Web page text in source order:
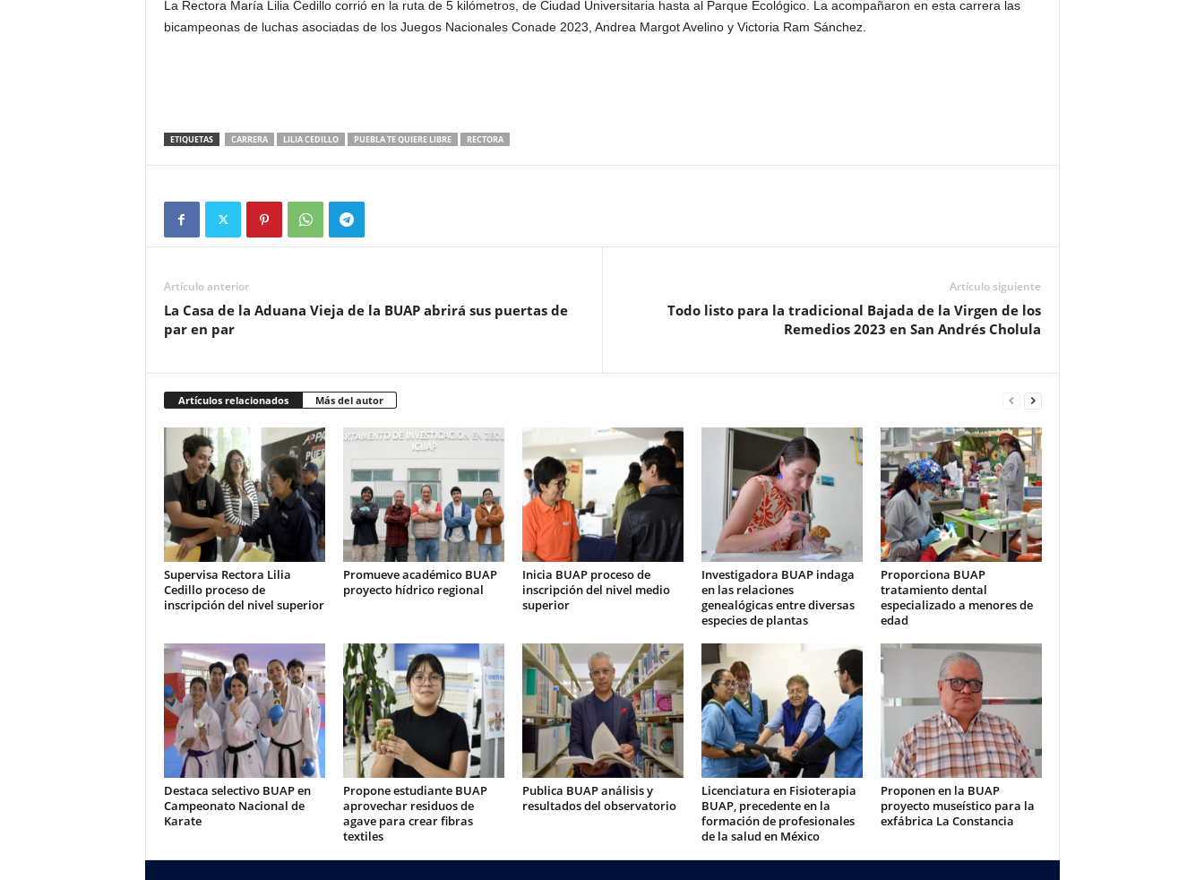
La Rectora María Lilia Cedillo corrió en la ruta de 5 kilómetros, de Ciudad Universitaria hasta al Parque Ecológico. La acompañaron en esta carrera las
bicampeonas de luchas asociadas de los Juegos Nacionales Conade 2023, Andrea Margot Avelino y Victoria Ram Sánchez.
ETIQUETAS CARRERA LILIA CEDILLO PUEBLA TE QUIERE LIBRE RECTORA
Artículo anterior
La Casa de la Aduana Vieja de la BUAP abrirá sus puertas de
par en par
Artículo siguiente
Todo listo para la tradicional Bajada de la Virgen de los
Remedios 2023 en San Andrés Cholula
Artículos relacionados Más del autor
Supervisa Rectora Lilia
Cedillo proceso de
inscripción del nivel superior
Promueve académico BUAP
proyecto hídrico regional
Inicia BUAP proceso de
inscripción del nivel medio
superior
Investigadora BUAP indaga
en las relaciones
genealógicas entre diversas
especies de plantas
Proporciona BUAP
tratamiento dental
especializado a menores de
edad
Destaca selectivo BUAP en
Campeonato Nacional de
Karate
Propone estudiante BUAP
aprovechar residuos de
agave para crear fibras
textiles
Publica BUAP análisis y
resultados del observatorio
Licenciatura en Fisioterapia
BUAP, precedente en la
formación de profesionales
de la salud en México
Proponen en la BUAP
proyecto museístico para la
exfábrica La Constancia